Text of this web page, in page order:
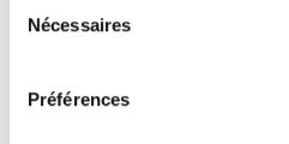
Nécessaires
Préférences
DISCOVER